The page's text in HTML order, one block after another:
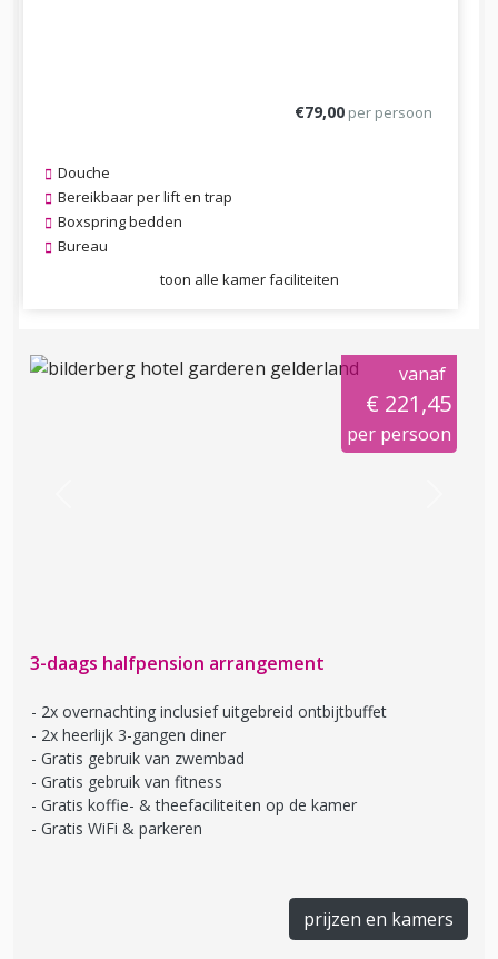
€79,00 per persoon
Douche
Bereikbaar per lift en trap
Boxspring bedden
Bureau
toon alle kamer faciliteiten
vanaf
€ 221,45
per persoon
3-daags halfpension arrangement
2x overnachting inclusief uitgebreid ontbijtbuffet
2x heerlijk 3-gangen diner
Gratis gebruik van zwembad
Gratis gebruik van fitness
Gratis koffie- & theefaciliteiten op de kamer
Gratis WiFi & parkeren
prijzen en kamers